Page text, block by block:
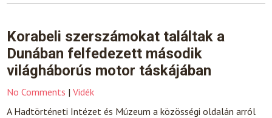
Korabeli szerszámokat találtak a
Dunában felfedezett második
világháborús motor táskájában
No Comments |Vidék
A Hadtörténeti Intézet és Múzeum a közösségi oldalán arról